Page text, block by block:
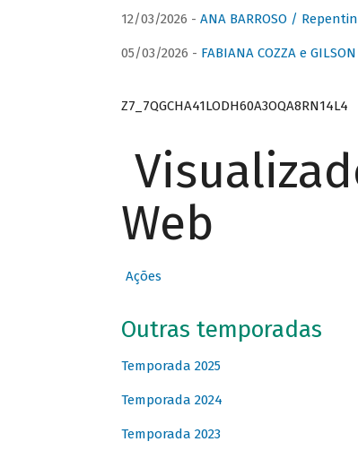
12/03/2026 - ANA BARROSO /
05/03/2026 - FABIANA COZZA e
Z7_7QGCHA41LODH60A3OQA8RN14L4
Web
Ações
Outras temporadas
Temporada 2025
Temporada 2024
Temporada 2023